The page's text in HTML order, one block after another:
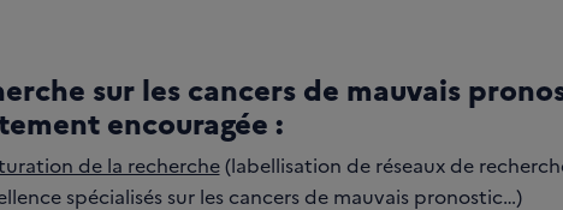
sur les cancers de mauvais
encouragée :
de la recherche(labellisation de réseaux de
spécialisés sur les cancers de mauvais pronostic…)